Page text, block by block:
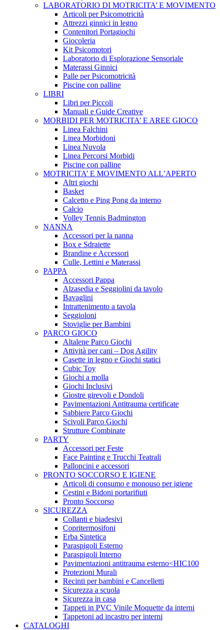
LABORATORIO DI MOTRICITA’ E MOVIMENTO
Articoli per Psicomotricità
Attrezzi ginnici in legno
Contenitori Portagiochi
Giocoleria
Kit Psicomotori
Laboratorio di Esplorazione Sensoriale
Materassi Ginnici
Palle per Psicomotricità
Piscine con palline
LIBRI
Libri per Piccoli
Manuali e Guide Creative
MORBIDI PER MOTRICITA’ E AREE GIOCO
Linea Falchini
Linea Morbidoni
Linea Nuvola
Linea Percorsi Morbidi
Piscine con palline
MOTRICITA’ E MOVIMENTO ALL’APERTO
Altri giochi
Basket
Calcetto e Ping Pong da interno
Calcio
Volley Tennis Badmington
NANNA
Accessori per la nanna
Box e Sdraiette
Brandine e Accessori
Culle, Lettini e Materassi
PAPPA
Accessori Pappa
Alzasedia e Seggiolini da tavolo
Bavaglini
Intrattenimento a tavola
Seggioloni
Stoviglie per Bambini
PARCO GIOCO
Altalene Parco Giochi
Attività per cani – Dog Agility
Casette in legno e Giochi statici
Cubic Toy
Giochi a molla
Giochi Inclusivi
Giostre girevoli e Dondoli
Pavimentazioni Antitrauma certificate
Sabbiere Parco Giochi
Scivoli Parco Giochi
Strutture Combinate
PARTY
Accessori per Feste
Face Painting e Trucchi Teatrali
Palloncini e accessori
PRONTO SOCCORSO E IGIENE
Articoli di consumo e monouso per igiene
Cestini e Bidoni portarifiuti
Pronto Soccorso
SICUREZZA
Collanti e biadesivi
Copritermosifoni
Erba Sintetica
Paraspigoli Esterno
Paraspigoli Interno
Pavimentazioni antitrauma esterno<HIC100
Protezioni Murali
Recinti per bambini e Cancelletti
Sicurezza a scuola
Sicurezza in casa
Tappeti in PVC Vinile Moquette da interni
Tappetoni ad incastro per interni
CATALOGHI